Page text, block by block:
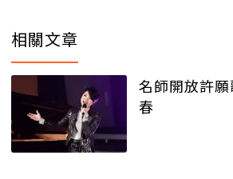
相關文章
名師開放許
春